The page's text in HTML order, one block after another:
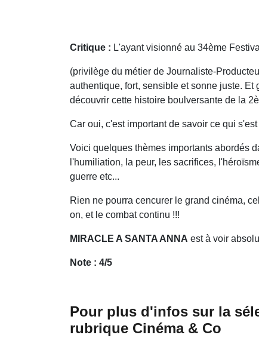
Critique : L'ayant visionné au 34ème
(privilège du métier de Journaliste-
authentique, fort, sensible et sonne juste.
découvrir cette histoire boulversante de la
Car oui, c'est important de savoir ce qui
Voici quelques thèmes importants abordés
l'humiliation, la peur, les sacrifices,
guerre etc...
Rien ne pourra cencurer le grand cinéma,
on, et le combat continu !!!
MIRACLE A SANTA ANNA est à voir
Note : 4/5
Pour plus d'infos sur la
rubrique Cinéma & Co